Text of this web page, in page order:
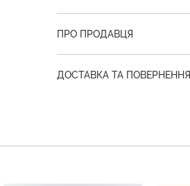
ПРО ПРОДАВЦЯ
ДОСТАВКА ТА ПОВЕРНЕННЯ